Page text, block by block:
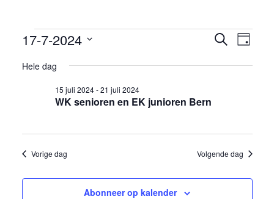
Evenementen
in
juli
2024
Zoeken
Zoeken
Dag
17-7-2024
een
Hele dag
WK senioren en EK junioren Bern
15 juli 2024-21 juli 2024
Vorige dag Volgende dag
Abonneer op kalender